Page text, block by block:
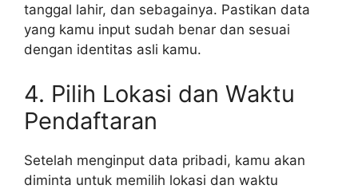
tanggal lahir, dan sebagainya. Pastikan data
yang kamu input sudah benar dan sesuai
dengan identitas asli kamu.
4. Pilih Lokasi dan Waktu
Pendaftaran
Setelah menginput data pribadi, kamu akan
diminta untuk memilih lokasi dan waktu